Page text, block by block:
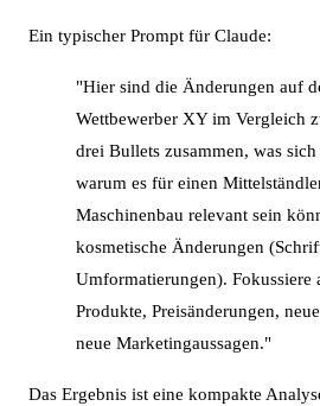
Ein typischer Prompt für Claude:
"Hier sind die Änderungen auf
Wettbewerber XY im Vergleich
drei Bullets zusammen, was
warum es für einen
Maschinenbau relevant sein
kosmetische Änderungen
Umformatierungen). Fokussiere
Produkte, Preisänderungen,
neue Marketingaussagen."
Das Ergebnis ist eine kompakte